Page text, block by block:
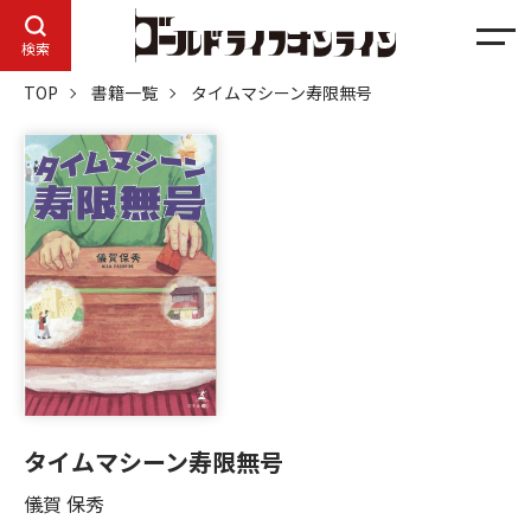
検索
メ
TOP 書籍一覧 タイムマシーン寿限無号
タイムマシーン寿限無号
儀賀 保秀